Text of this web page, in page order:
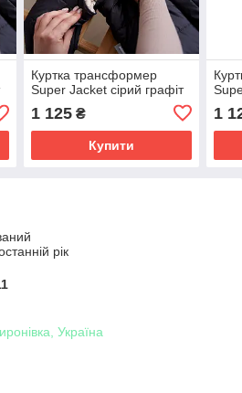
Куртка трансформер
Super Jacket сірий графіт
1 125₴
Купити
1
рік
Україна